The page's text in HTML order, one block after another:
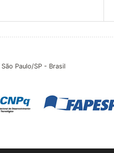
Paulo/SP - Brasil